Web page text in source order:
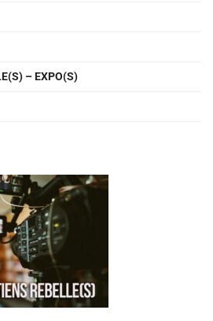
– EXPO(S)